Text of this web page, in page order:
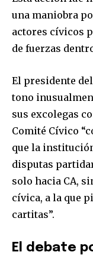
una maniobra
actores cívicos
de fuerzas
El presidente
tono
sus excolegas
Comité Cívico
que la
disputas
solo hacia CA,
cívica, a la que
cartitas”.
El debate